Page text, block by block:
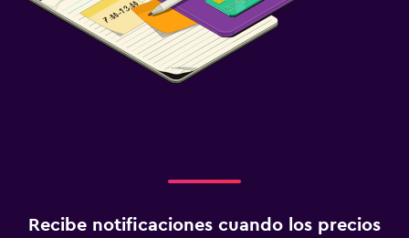
Recibe notificaciones cuando los precios